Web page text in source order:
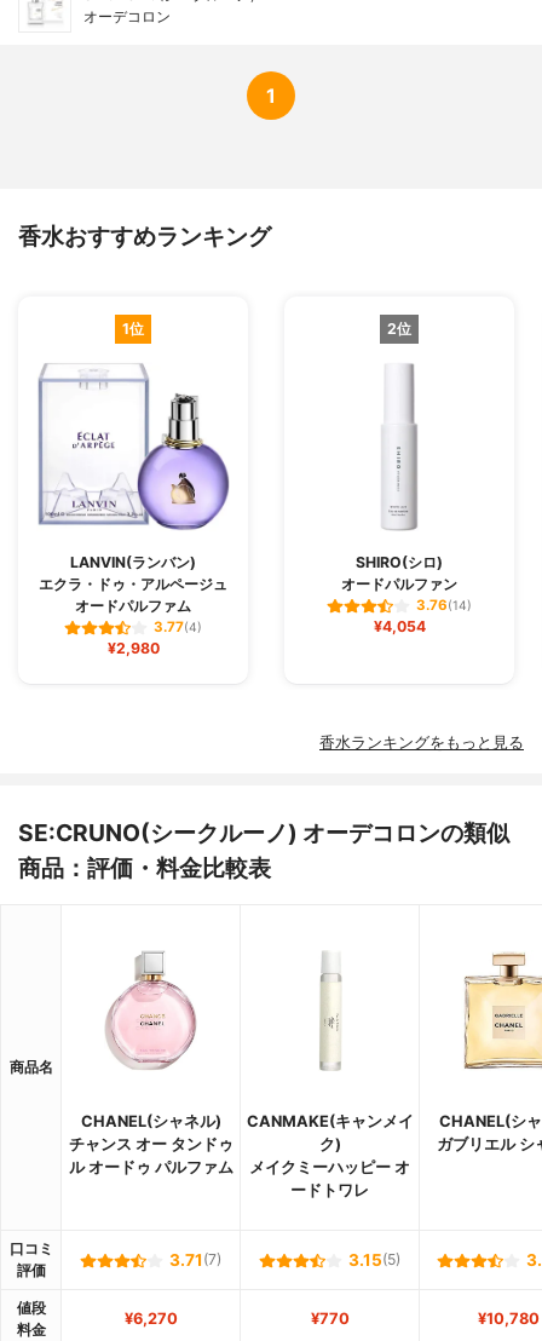
オーデコロン
1
香水おすすめランキング
1位
LANVIN(ランバン)
エクラ・ドゥ・アルページュ
オードパルファム
3.77(4)
¥2,980
2位
SHIRO(シロ)
オードパルファン
3.76(14)
¥4,054
香水ランキングをもっと見る
SE:CRUNO(シークルーノ) オーデコロンの類似
商品：評価・料金比較表
商品名
CHANEL(シャネル)
チャンス オー タンドゥ
ル オードゥ パルファム
CANMAKE(キャンメイ
ク)
メイクミーハッピー オ
ードトワレ
CHANEL(シ
ガブリエル シ
口コミ
評価
3.71 (7) 3.15(5)
値段
料金
¥6,270 ¥770 ¥10,780